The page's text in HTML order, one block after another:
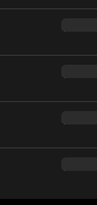
$54.90
$34.95